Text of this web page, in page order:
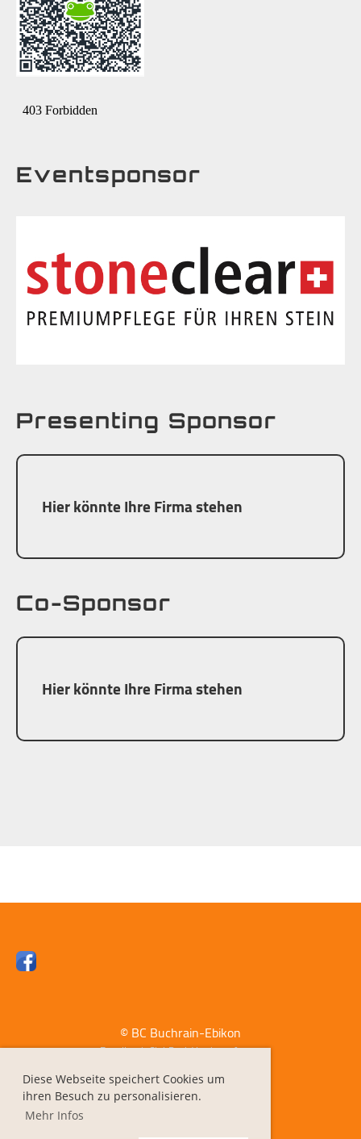
Diese Webseite speichert Cookies um
ihren Besuch zu personalisieren.
Mehr Infos
Eventsponsor
Presenting Sponsor
Hier könnte Ihre Firma stehen
Co-Sponsor
Hier könnte Ihre Firma stehen
© BC Buchrain-Ebikon
Erstellt mit ClubDesk Vereinssoftware